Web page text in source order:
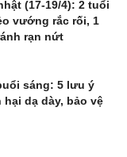
(17-19/4): 2 tuổi
vướng rắc rối, 1
rạn nứt
sáng: 5 lưu ý
dạ dày, bảo vệ